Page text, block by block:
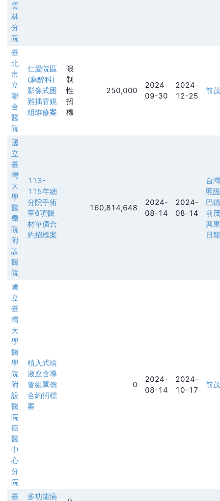
雲
林
分
院
臺
北
市
立
聯
合
醫
院
仁愛院區
(麻醉科)
影像式困
難插管鏡
組維修案
限
制
性
招
標
250,000
2024-
09-30
2024-
12-25
前
國
立
臺
灣
大
學
醫
學
院
附
設
醫
院
113-
115年總
分院手術
室6項醫
材單價合
約招標案
160,814,648
2024-
08-14
2024-
08-14
台
照
巴
前
興
日
國
立
臺
灣
大
學
醫
學
院
附
設
醫
院
癌
醫
中
心
分
院
植入式輸
液座含導
管組單價
合約招標
案
0
2024-
08-14
2024-
10-17
前
臺
多功能病